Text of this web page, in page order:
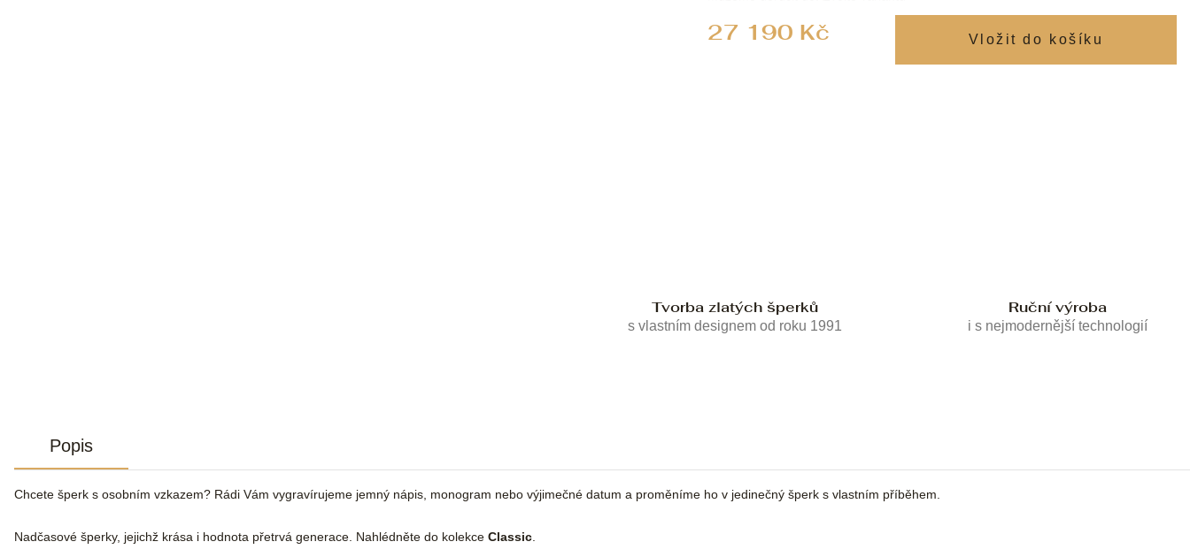
27 190 Kč
Tvorba zlatých šperků
s vlastním designem od roku 1991
Ruční výroba
i s nejmodernější technologií
Popis
Chcete šperk s osobním vzkazem? Rádi Vám vygravírujeme jemný nápis, monogram nebo výjimečné datum a proměníme ho v jedinečný šperk s vlastním příběhem.
Nadčasové šperky, jejichž krása i hodnota přetrvá generace. Nahlédněte do kolekce Classic